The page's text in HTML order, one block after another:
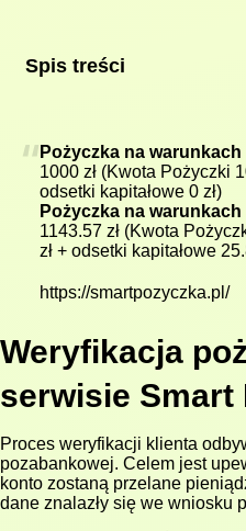
Spis treści
Pożyczka na
1000 zł (Kwota Pożyczki
odsetki kapitałowe 0 zł)
Pożyczka na
1143.57 zł (Kwota
zł + odsetki kapitałowe
https://smartpozyczka.pl/
Weryfikacja
serwisie Smart
Proces weryfikacji klienta
pozabankowej. Celem jest
konto zostaną przelane
dane znalazły się we wniosku